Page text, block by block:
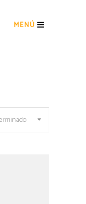
MENÚ